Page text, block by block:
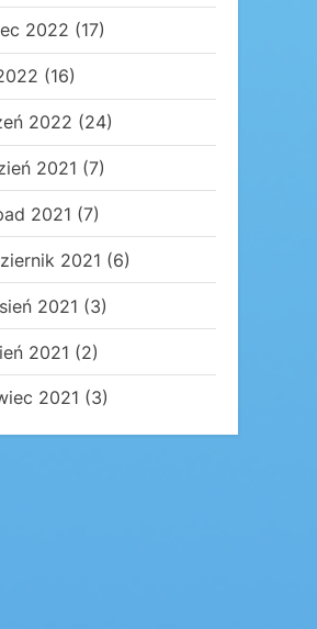
2022 (17)
(16)
2022 (24)
2021 (7)
2021 (7)
2021 (6)
2021 (3)
2021 (2)
2021 (3)